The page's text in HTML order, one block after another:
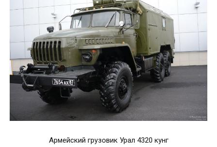
Армейский грузовик Урал 4320 кунг